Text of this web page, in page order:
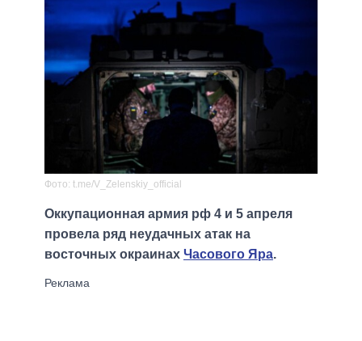
Фото: t.me/V_Zelenskiy_official
Оккупационная армия рф 4 и 5 апреля
провела ряд неудачных атак на
восточных окраинах Часового Яра.